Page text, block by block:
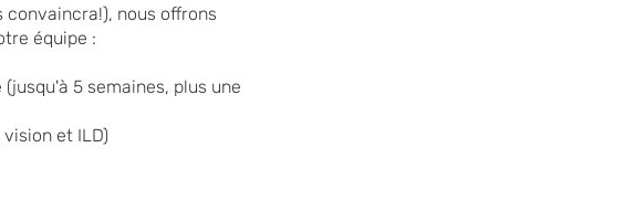
nous offrons
équipe :
5 semaines, plus une
et ILD)